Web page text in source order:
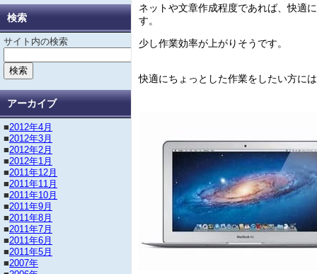
検索
サイト内の検索
アーカイブ
■2012年4月
■2012年3月
■2012年2月
■2012年1月
■2011年12月
■2011年11月
■2011年10月
■2011年9月
■2011年8月
■2011年7月
■2011年6月
■2011年5月
■2007年
ネットや文章作成程度であれば、快適
す。
少し作業効率が上がりそうです。
快適にちょっとした作業をしたい方に